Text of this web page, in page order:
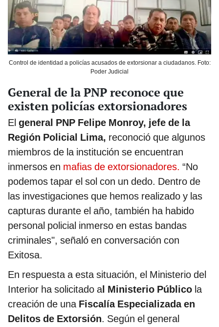
Control de identidad a policías acusados de extorsionar a ciudadanos. Foto:
Poder Judicial
General de la PNP reconoce que
existen policías extorsionadores
El general PNP Felipe Monroy, jefe de la
Región Policial Lima, reconoció que algunos
miembros de la institución se encuentran
inmersos en mafias de extorsionadores. “No
podemos tapar el sol con un dedo. Dentro de
las investigaciones que hemos realizado y las
capturas durante el año, también ha habido
personal policial inmerso en estas bandas
criminales", señaló en conversación con
Exitosa.
En respuesta a esta situación, el Ministerio del
Interior ha solicitado al Ministerio Público la
creación de una Fiscalía Especializada en
Delitos de Extorsión. Según el general